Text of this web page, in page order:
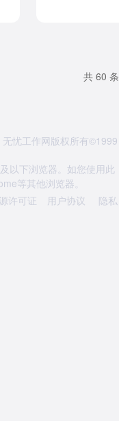
共 60 条
忧工作网版权所有©1999
以下浏览器。如您使用此
等其他浏览器。
许可证 用户协议
隐私